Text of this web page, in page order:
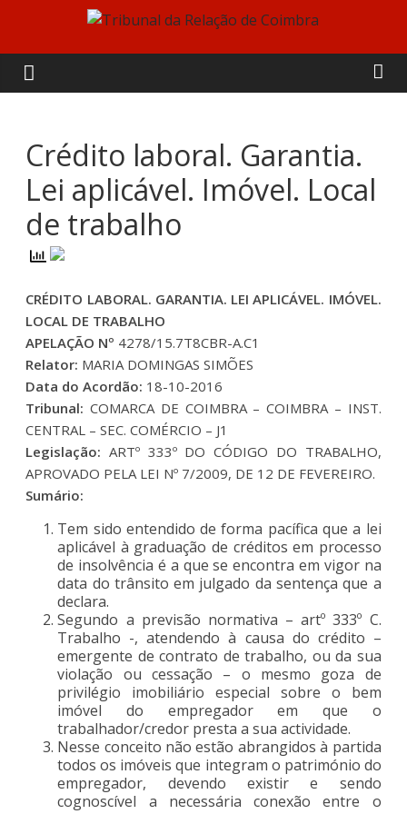
content
Tribunal
da
Relação
de
Coimbra
Crédito laboral. Garantia.
Lei aplicável. Imóvel. Local
de trabalho
CRÉDITO LABORAL. GARANTIA. LEI APLICÁVEL. IMÓVEL.
LOCAL DE TRABALHO
APELAÇÃO Nº 4278/15.7T8CBR-A.C1
Relator: MARIA DOMINGAS SIMÕES
Data do Acordão: 18-10-2016
Tribunal:COMARCA DE COIMBRA – COIMBRA – INST.
CENTRAL – SEC. COMÉRCIO – J1
Legislação:ARTº 333º DO CÓDIGO DO TRABALHO,
APROVADO PELA LEI Nº 7/2009, DE 12 DE FEVEREIRO.
Sumário:
Tem sido entendido de forma pacífica que a lei
aplicável à graduação de créditos em processo
de insolvência é a que se encontra em vigor na
data do trânsito em julgado da sentença que a
declara.
Segundo a previsão normativa – artº 333º C.
Trabalho -, atendendo à causa do crédito –
emergente de contrato de trabalho, ou da sua
violação ou cessação – o mesmo goza de
privilégio imobiliário especial sobre o bem
imóvel do empregador em que o
trabalhador/credor presta a sua actividade.
Nesse conceito não estão abrangidos à partida
todos os imóveis que integram o património do
empregador, devendo existir e sendo
cognoscível a necessária conexão entre o